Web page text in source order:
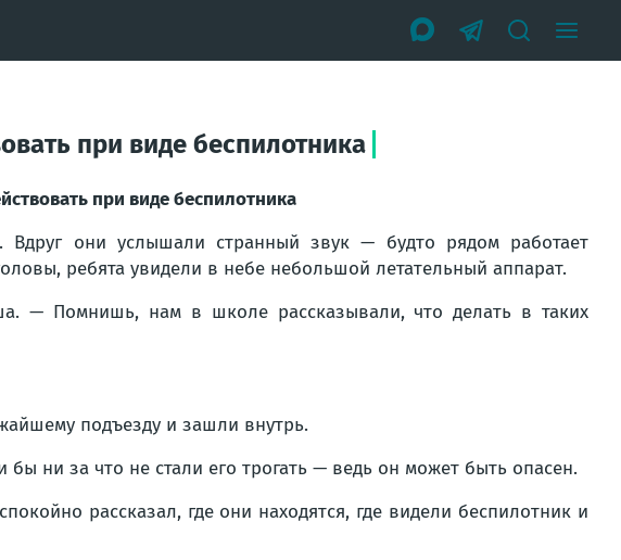
при виде беспилотника
при виде беспилотника
они услышали странный звук — будто рядом работает
ребята увидели в небе небольшой летательный аппарат.
— Помнишь, нам в школе рассказывали, что делать в таких
подъезду и зашли внутрь.
ни за что не стали его трогать — ведь он может быть опасен.
рассказал, где они находятся, где видели беспилотник и